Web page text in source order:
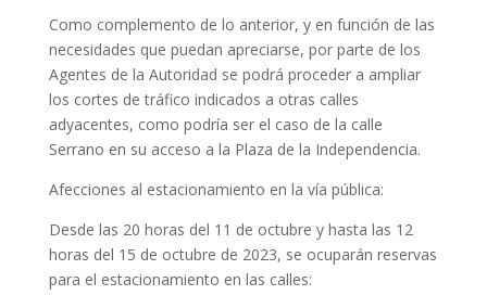
Como complemento de lo anterior, y en función de las
necesidades que puedan apreciarse, por parte de los
Agentes de la Autoridad se podrá proceder a ampliar
los cortes de tráfico indicados a otras calles
adyacentes, como podría ser el caso de la calle
Serrano en su acceso a la Plaza de la Independencia.
Afecciones al estacionamiento en la vía pública:
Desde las 20 horas del 11 de octubre y hasta las 12
horas del 15 de octubre de 2023, se ocuparán reservas
para el estacionamiento en las calles: